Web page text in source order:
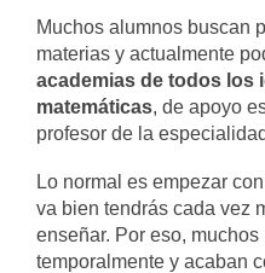
Muchos alumnos buscan
materias y actualmente
academias de todos los
matemáticas, de apoyo
profesor de la
Lo normal es empezar
va bien tendrás cada vez
enseñar. Por eso,
temporalmente y acaban